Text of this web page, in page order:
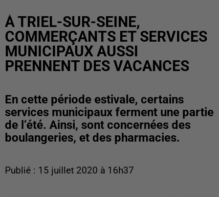
À TRIEL-SUR-SEINE,
COMMERÇANTS ET SERVICES
MUNICIPAUX AUSSI
PRENNENT DES VACANCES
En cette période estivale, certains
services municipaux ferment une partie
de l’été. Ainsi, sont concernées des
boulangeries, et des pharmacies.
Publié : 15 juillet 2020 à 16h37